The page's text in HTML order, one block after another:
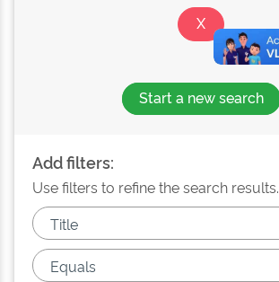
Start a new search
Add filters:
Use filters to refine the search results.